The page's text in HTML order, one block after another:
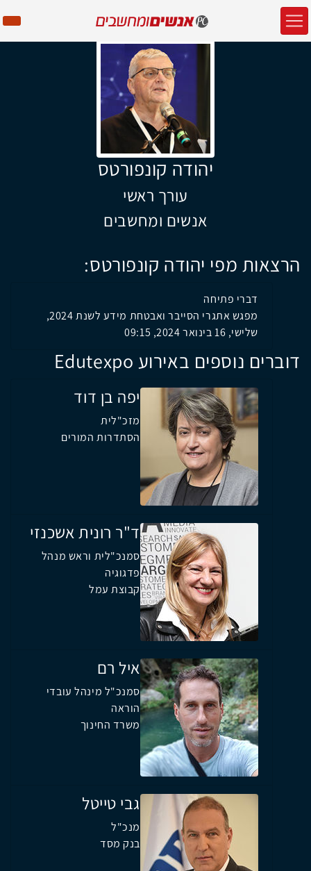
יהודה קונפורטס
עורך ראשי
אנשים ומחשבים
הרצאות מפי יהודה קונפורטס:
דברי פתיחה
מפגש אתגרי הסייבר ואבטחת מידע לשנת 2024,
שלישי, 16 בינואר 2024, 09:15
דוברים נוספים באירוע Edutexpo
יפה בן דוד
מזכ"לית
הסתדרות המורים
ד"ר רונית אשכנזי
סמנכ"לית וראש מנהל
פדגוגיה
קבוצת עמל
איל רם
סמנכ"ל מינהל עובדי
הוראה
משרד החינוך
גבי טייטל
מנכ"ל
בנק מסד